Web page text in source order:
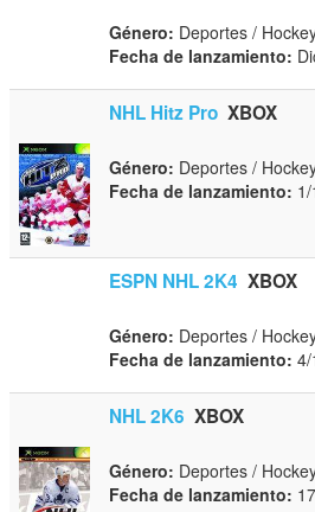
Género: Deportes /
Fecha de lanzamiento:
NHL Hitz Pro XBOX
Género: Deportes /
Fecha de lanzamiento:
ESPN NHL 2K4 XBOX
Género: Deportes /
Fecha de lanzamiento:
NHL 2K6 XBOX
Género: Deportes /
Fecha de lanzamiento: